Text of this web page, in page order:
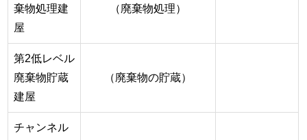
棄物処理建
屋
（廃棄物処理）
第2低レベル
廃棄物貯蔵
建屋
（廃棄物の貯蔵）
チャンネル